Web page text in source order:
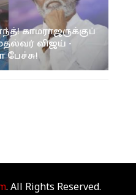
காமராஜருக்குப்
விஜய் -
பேச்சு!
. All Rights Reserved.